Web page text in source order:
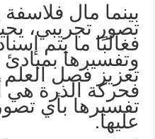
بينما مال
تصور تجريبي،
فغالبًا ما يتم
وتفسيرها
تعزيز فصل
فحركة الذرة هي
تفسيرها بأي
عليها.